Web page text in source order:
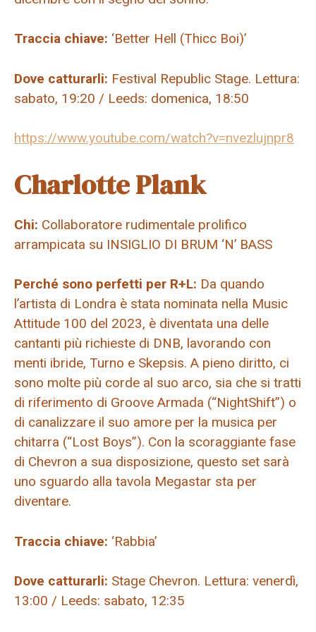
Traccia chiave: ‘Better Hell (Thicc Boi)’
Dove catturarli: Festival Republic Stage. Lettura:
sabato, 19:20 / Leeds: domenica, 18:50
https://www.youtube.com/watch?v=nvezlujnpr8
Charlotte Plank
Chi: Collaboratore rudimentale prolifico
arrampicata su INSIGLIO DI BRUM ‘N’ BASS
Perché sono perfetti per R+L: Da quando
l’artista di Londra è stata nominata nella Music
Attitude 100 del 2023, è diventata una delle
cantanti più richieste di DNB, lavorando con
menti ibride, Turno e Skepsis. A pieno diritto, ci
sono molte più corde al suo arco, sia che si tratti
di riferimento di Groove Armada (“NightShift”) o
di canalizzare il suo amore per la musica per
chitarra (“Lost Boys”). Con la scoraggiante fase
di Chevron a sua disposizione, questo set sarà
uno sguardo alla tavola Megastar sta per
diventare.
Traccia chiave: ‘Rabbia’
Dove catturarli: Stage Chevron. Lettura: venerdì,
13:00 / Leeds: sabato, 12:35